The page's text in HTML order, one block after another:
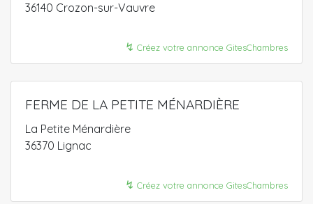
36140 Crozon-sur-Vauvre
↯ Créez votre annonce GitesChambres
FERME DE LA PETITE MÉNARDIÈRE
La Petite Ménardière
36370 Lignac
↯ Créez votre annonce GitesChambres